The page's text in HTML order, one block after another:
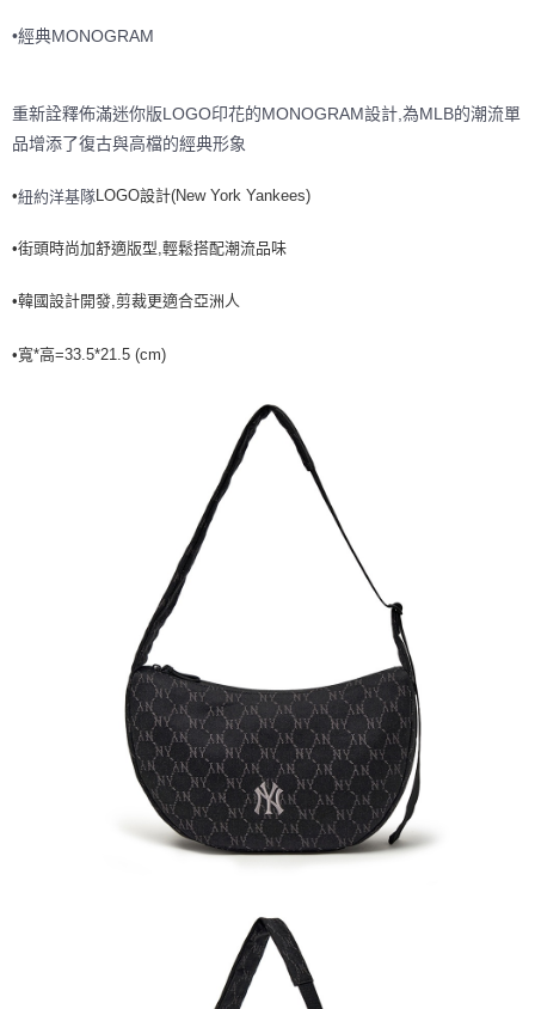
全家取貨<不支援離島取退>
7-11取貨付款<未取貨列黑名單/不支援離島取退>
每筆NT$60，滿NT$499(含以上)免運費
7-11取貨<不支援離島取退>
每筆NT$80，滿NT$699(含以上)免運費
•經典MONOGRAM
重新詮釋佈滿迷你版LOGO印花的MONOGRAM設計,為MLB的潮流單
品增添了復古與高檔的經典形象
•紐約洋基隊LOGO設計(New York Yankees)
•街頭時尚加舒適版型,輕鬆搭配潮流品味
•韓國設計開發,剪裁更適合亞洲人
•寬*高=33.5*21.5 (cm)